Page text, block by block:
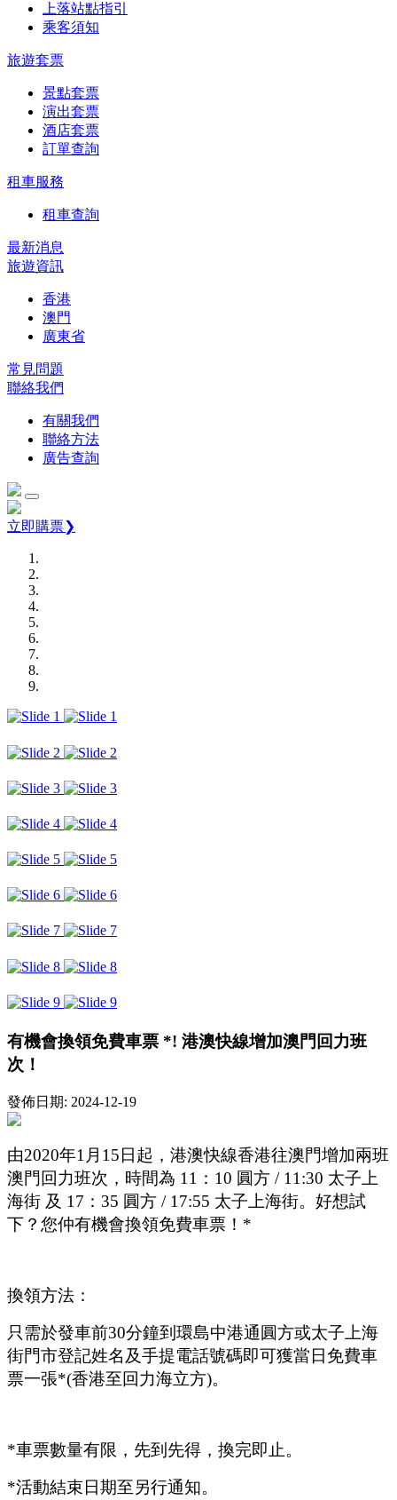
上落站點指引
乘客須知
旅遊套票
景點套票
演出套票
酒店套票
訂單查詢
租車服務
租車查詢
最新消息
旅遊資訊
香港
澳門
廣東省
常見問題
聯絡我們
有關我們
聯絡方法
廣告查詢
立即購票❯
有機會換領免費車票 *! 港澳快線增加澳門回力班
次！
發佈日期: 2024-12-19
由2020年1 月 15日起，港澳快線香港往澳門增加兩班
澳門回力班次，時間為 11 ： 10 圓方 / 11:30 太子上
海街 及 17 ： 35 圓方 / 17:55 太子上海街。好想試
下？您仲有機會換領免費車票！ *
換領方法：
只需於發車前30分鐘到環島中港通圓方或太子上海
街門市登記姓名及手提電話號碼即可獲當日免費車
票一張*(香港至回力海立方)。
*車票數量有限，先到先得，換完即止。
*活動結束日期至另行通知。